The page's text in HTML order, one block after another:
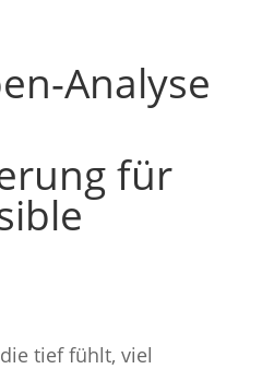
Analyse
für
tief fühlt, viel